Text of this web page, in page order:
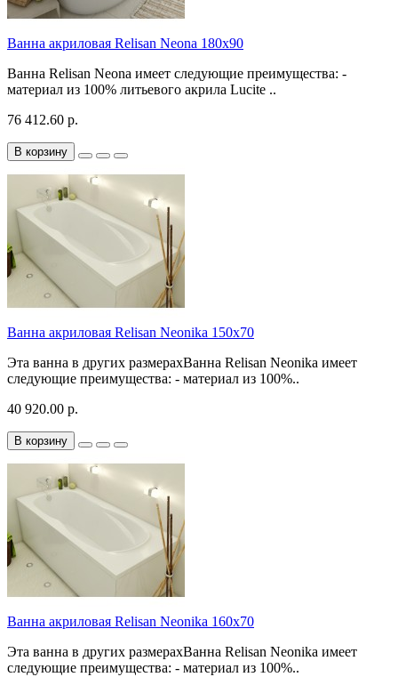
Ванна акриловая Relisan Neona 180x90
Ванна Relisan Neona имеет следующие преимущества: -
материал из 100% литьевого акрила Lucite ..
76 412.60 р.
В корзину
Ванна акриловая Relisan Neonika 150x70
Эта ванна в других размерахВанна Relisan Neonika имеет
следующие преимущества: - материал из 100%..
40 920.00 р.
В корзину
Ванна акриловая Relisan Neonika 160x70
Эта ванна в других размерахВанна Relisan Neonika имеет
следующие преимущества: - материал из 100%..